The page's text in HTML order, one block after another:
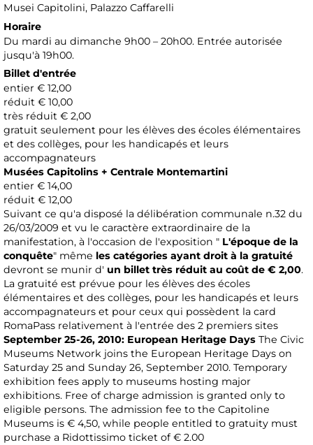
Musei Capitolini, Palazzo Caffarelli
Horaire
Du mardi au dimanche 9h00 – 20h00. Entrée autorisée
jusqu'à 19h00.
Billet d'entrée
entier € 12,00
réduit € 10,00
très réduit € 2,00
gratuit seulement pour les élèves des écoles élémentaires
et des collèges, pour les handicapés et leurs
accompagnateurs
Musées Capitolins + Centrale Montemartini
entier € 14,00
réduit € 12,00
Suivant ce qu'a disposé la délibération communale n.32 du
26/03/2009 et vu le caractère extraordinaire de la
manifestation, à l'occasion de l'exposition " L'époque de la
conquête" même les catégories ayant droit à la gratuité
devront se munir d' un billet très réduit au coût de € 2,00.
La gratuité est prévue pour les élèves des écoles
élémentaires et des collèges, pour les handicapés et leurs
accompagnateurs et pour ceux qui possèdent la card
RomaPass relativement à l'entrée des 2 premiers sites
September 25-26, 2010: European Heritage Days The Civic
Museums Network joins the European Heritage Days on
Saturday 25 and Sunday 26, September 2010. Temporary
exhibition fees apply to museums hosting major
exhibitions. Free of charge admission is granted only to
eligible persons. The admission fee to the Capitoline
Museums is € 4,50, while people entitled to gratuity must
purchase a Ridottissimo ticket of € 2.00